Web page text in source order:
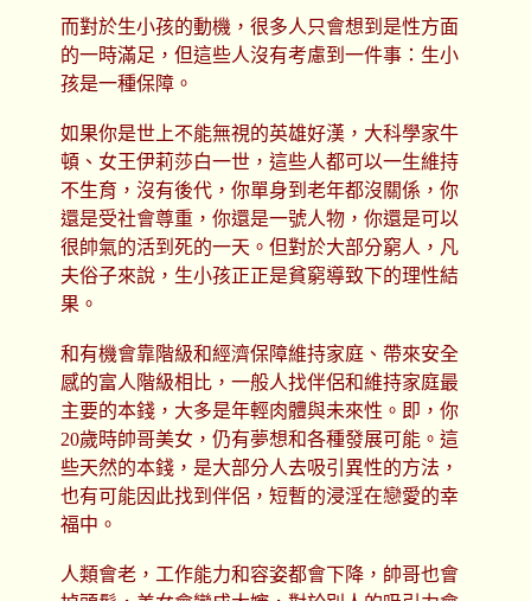
而對於生小孩的動機，很多人只會想到是性方面
的一時滿足，但這些人沒有考慮到一件事：生小
孩是一種保障。
如果你是世上不能無視的英雄好漢，大科學家牛
頓、女王伊莉莎白一世，這些人都可以一生維持
不生育，沒有後代，你單身到老年都沒關係，你
還是受社會尊重，你還是一號人物，你還是可以
很帥氣的活到死的一天。但對於大部分窮人，凡
夫俗子來說，生小孩正正是貧窮導致下的理性結
果。
和有機會靠階級和經濟保障維持家庭、帶來安全
感的富人階級相比，一般人找伴侶和維持家庭最
主要的本錢，大多是年輕肉體與未來性。即，你
20歲時帥哥美女，仍有夢想和各種發展可能。這
些天然的本錢，是大部分人去吸引異性的方法，
也有可能因此找到伴侶，短暫的浸淫在戀愛的幸
福中。
人類會老，工作能力和容姿都會下降，帥哥也會